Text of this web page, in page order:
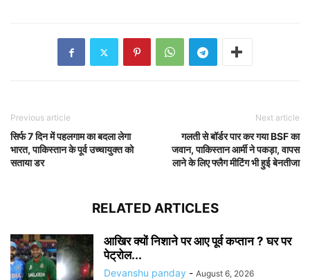
Previous article
सिर्फ 7 दिन में पहलगाम का बदला लेगा
भारत, पाकिस्तान के पूर्व उच्चायुक्त को
सताया डर
Next article
गलती से बॉर्डर पार कर गया BSF का
जवान, पाकिस्तान आर्मी ने पकड़ा, वापस
लाने के लिए फ्लैग मीटिंग भी हुई बेनतीजा
RELATED ARTICLES
आखिर क्यों निशाने पर आए पूर्व कप्तान ? घर पर
पेट्रोल...
Devanshu panday - August 6, 2026